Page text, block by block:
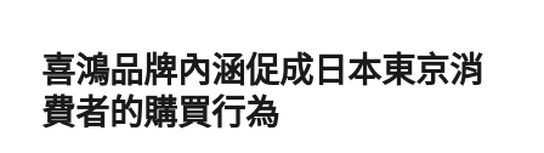
喜鴻品牌內涵促成日本東京消
費者的購買行為